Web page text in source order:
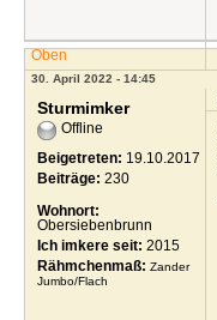
Oben
30. April 2022 - 14:45
Sturmimker
Offline
Beigetreten: 19.10.2017
Beiträge: 230
Wohnort:
Obersiebenbrunn
Ich imkere seit: 2015
Rähmchenmaß: Zander
Jumbo/Flach